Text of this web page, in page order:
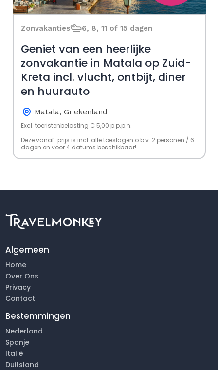
Zonvakanties 6, 8, 11 of 15 dagen
Geniet van een heerlijke
zonvakantie in Matala op Zuid-
Kreta incl. vlucht, ontbijt, diner
en huurauto
Matala, Griekenland
Excl. toeristenbelasting € 5,00 p.p.p.n.
Deze vanaf-prijs is incl. alle toeslagen o.b.v. 2 personen / 6
dagen en voor 4 datums beschikbaar!
Algemeen
Home
Over Ons
Privacy
Contact
Bestemmingen
Nederland
Spanje
Italië
Duitsland